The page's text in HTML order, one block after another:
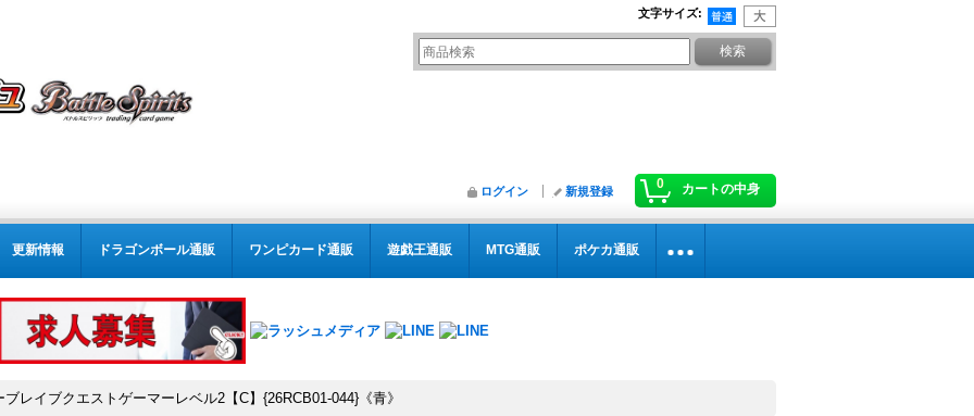
文字サイズ:
0 カートの中身
ログイン 新規登録
更新情報 ドラゴンボール通販 ワンピカード通販 遊戯王通販 MTG通販 ポケカ通販
レイブクエストゲーマーレベル2【C】{26RCB01-044}《青》